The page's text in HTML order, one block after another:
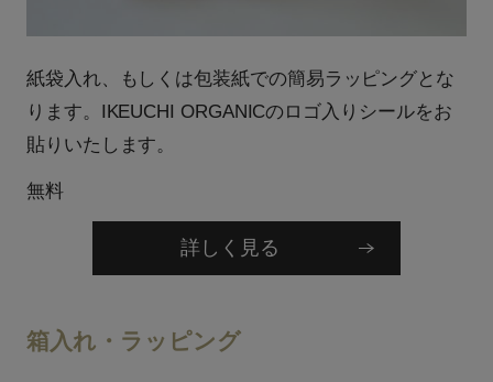
紙袋入れ、もしくは包装紙での簡易ラッピングとな
ります。IKEUCHI ORGANICのロゴ入りシールをお
貼りいたします。
無料
詳しく見る
箱入れ・ラッピング